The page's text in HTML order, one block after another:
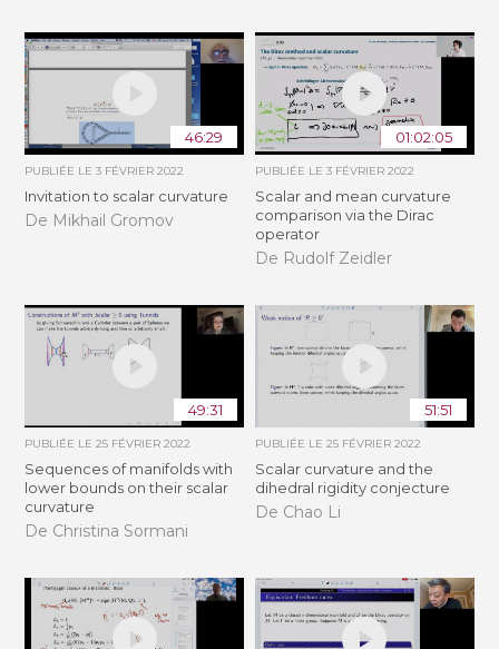
46:29
PUBLIÉE LE3 FÉVRIER 2022
Invitation to scalar curvature
De Mikhail Gromov
01:02:05
PUBLIÉE LE 3 FÉVRIER 2022
Scalar and mean curvature
comparison via the Dirac
operator
De Rudolf Zeidler
49:31
PUBLIÉE LE25 FÉVRIER 2022
Sequences of manifolds with
lower bounds on their scalar
curvature
De Christina Sormani
51:51
PUBLIÉE LE 25 FÉVRIER 2022
Scalar curvature and the
dihedral rigidity conjecture
De Chao Li